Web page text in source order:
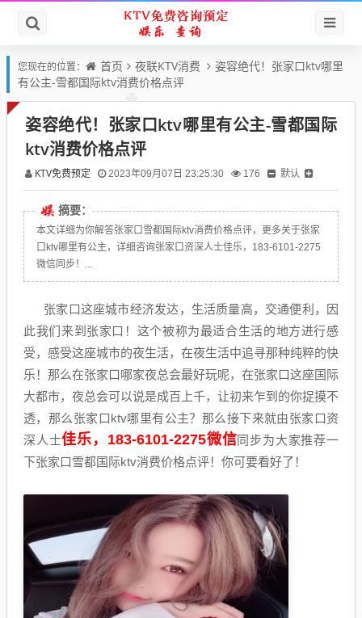
您现在的位置： 首页 夜联KTV消费
姿容绝代！张家口ktv哪里
有公主-雪都国际ktv消费价格点评
姿容绝代！张家口ktv哪里有公主-雪都国际
ktv消费价格点评
KTV免费预定 2023年09月07日 23:25:30 176 默认
摘要：
本文详细为你解答张家口雪都国际ktv消费价格点评，更多关于张家
口ktv哪里有公主，详细咨询张家口资深人士佳乐，183-6101-2275
微信同步！...
张家口这座城市经济发达，生活质量高，交通便利，因
此我们来到张家口！这个被称为最适合生活的地方进行感
受，感受这座城市的夜生活，在夜生活中追寻那种纯粹的快
乐！那么在张家口哪家夜总会最好玩呢，在张家口这座国际
大都市，夜总会可以说是成百上千，让初来乍到的你捉摸不
透，那么张家口ktv哪里有公主？那么接下来就由张家口资
深人士佳乐，183-6101-2275微信同步为大家推荐一
下张家口雪都国际ktv消费价格点评！你可要看好了！